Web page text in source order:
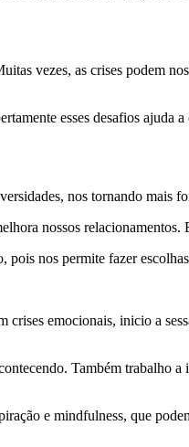
vezes, as crises podem
esses desafios ajuda
nos tornando mais
nossos relacionamentos.
nos permite fazer
emocionais, inicio a
Também trabalho
e mindfulness, que